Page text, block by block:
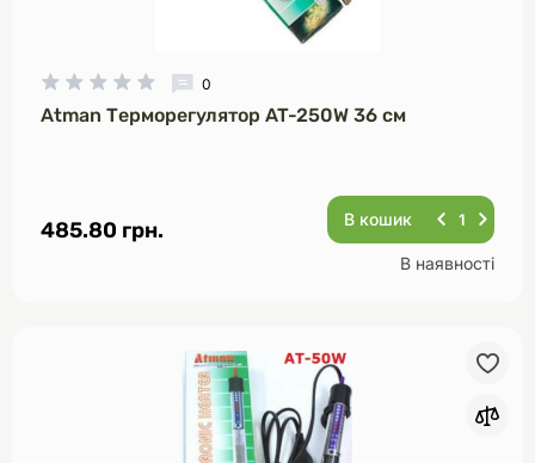
0
Atman Терморегулятор AT-250W 36 см
485.80 грн. В кошик
В наявності